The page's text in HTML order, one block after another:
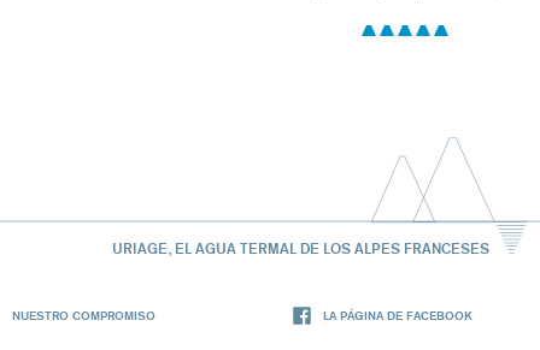
URIAGE, EL AGUA TERMAL DE LOS ALPES FRANCESES
NUESTRO COMPROMISO LA PÁGINA DE FACEBOOK